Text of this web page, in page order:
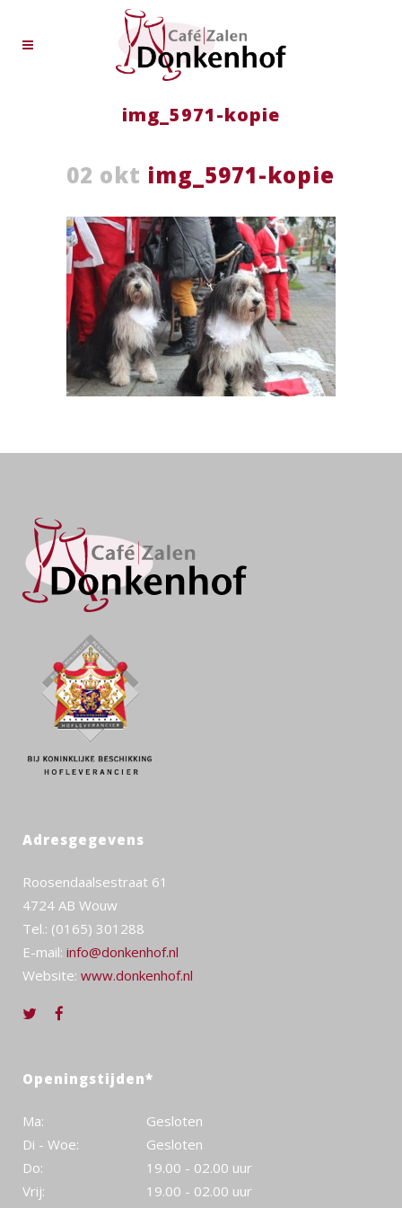
img_5971-kopie
02 okt img_5971-kopie
Adresgegevens
Roosendaalsestraat 61
4724 AB Wouw
Tel.: (0165) 301288
E-mail: info@donkenhof.nl
Website: www.donkenhof.nl
Openingstijden*
Ma:
Gesloten
Di - Woe:
Gesloten
Do:
19.00 - 02.00 uur
Vrij:
19.00 - 02.00 uur